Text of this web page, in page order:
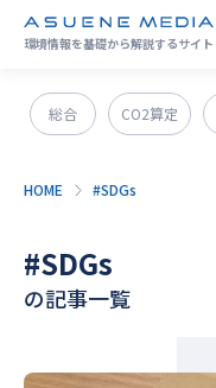
環境情報を基礎から解説するサイト
総合 CO2算定
CO2削減
HOME #SDGs
#SDGs
の記事一覧